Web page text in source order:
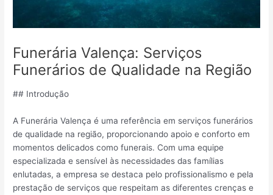
Funerária Valença: Serviços
Funerários de Qualidade na Região
## Introdução
A Funerária Valença é uma referência em serviços funerários
de qualidade na região, proporcionando apoio e conforto em
momentos delicados como funerais. Com uma equipe
especializada e sensível às necessidades das famílias
enlutadas, a empresa se destaca pelo profissionalismo e pela
prestação de serviços que respeitam as diferentes crenças e